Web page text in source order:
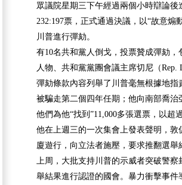
眾議院星期三下午經過兩個小時辯論
232:197票，正式通過決議，以“故意煽
川普進行彈劾。
有10名共和黨人倒戈，投票贊成彈劾
人物、共和黨黨團會議主席切尼（Rep.
彈劾條款內容列舉了川普毫無根據地
被騙走第二個四年任期；他向南部喬
他們為他“找到”11,000多張選票，以超
他在上週三的一次集會上發表聲明，
廈遊行，向立法者施壓，要求推翻選舉
上周，大批支持川普的示威者突破警
舉結果進行認證的國會。暴力衝擊事件